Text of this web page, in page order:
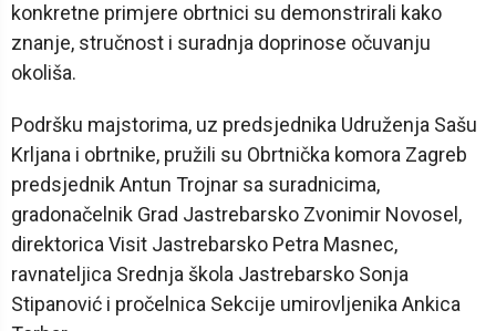
konkretne primjere obrtnici su demonstrirali kako
znanje, stručnost i suradnja doprinose očuvanju
okoliša.
Podršku majstorima, uz predsjednika Udruženja Sašu
Krljana i obrtnike, pružili su Obrtnička komora Zagreb
predsjednik Antun Trojnar sa suradnicima,
gradonačelnik Grad Jastrebarsko Zvonimir Novosel,
direktorica Visit Jastrebarsko Petra Masnec,
ravnateljica Srednja škola Jastrebarsko Sonja
Stipanović i pročelnica Sekcije umirovljenika Ankica